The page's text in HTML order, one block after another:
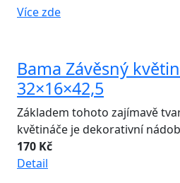
Více zde
Bama Závěsný
32×16×42,5
Základem tohoto zajímavě
květináče je dekorativní
170 Kč
Detail